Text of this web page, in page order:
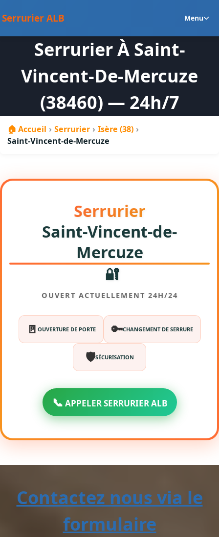
contenu
Serrurier ALB Menu
Serrurier À Saint-
Vincent-De-Mercuze
(38460) — 24h/7
🏠 Accueil › Serrurier › Isère (38) ›
Saint-Vincent-de-Mercuze
Serrurier
Saint-Vincent-de-
Mercuze
🔐
OUVERT ACTUELLEMENT 24H/24
🚪 OUVERTURE DE PORTE 🔑CHANGEMENT DE SERRURE
🛡️SÉCURISATION
📞 APPELER SERRURIER ALB
Contactez nous via le
formulaire